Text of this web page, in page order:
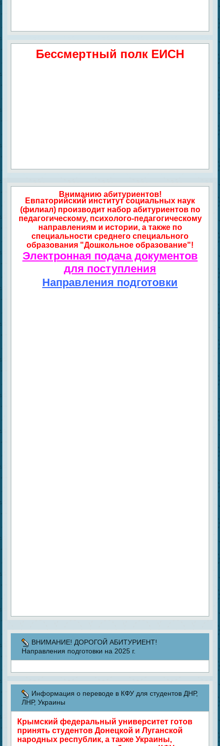
Бессмертный полк ЕИСН
Вниманию абитуриентов!
Евпаторийский институт социальных наук
(филиал) производит набор абитуриентов по
педагогическому, психолого-педагогическому
направлениям и истории, а также по
специальности среднего специального
образования "Дошкольное образование"!
Электронная подача документов
для поступления
Направления подготовки
ВНИМАНИЕ! ДОРОГОЙ АБИТУРИЕНТ!
Направления подготовки на 2025 г.
Информация о переводе в КФУ для студентов ДНР,
ЛНР, Украины
Крымский федеральный университет готов
принять студентов Донецкой и Луганской
народных республик, а также Украины,